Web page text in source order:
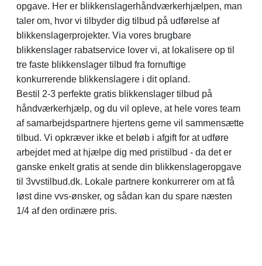
opgave. Her er blikkenslagerhåndværkerhjælpen, man
taler om, hvor vi tilbyder dig tilbud på udførelse af
blikkenslagerprojekter. Via vores brugbare
blikkenslager rabatservice lover vi, at lokalisere op til
tre faste blikkenslager tilbud fra fornuftige
konkurrerende blikkenslagere i dit opland.
Bestil 2-3 perfekte gratis blikkenslager tilbud på
håndværkerhjælp, og du vil opleve, at hele vores team
af samarbejdspartnere hjertens gerne vil sammensætte
tilbud. Vi opkræver ikke et beløb i afgift for at udføre
arbejdet med at hjælpe dig med pristilbud - da det er
ganske enkelt gratis at sende din blikkenslageropgave
til 3vvstilbud.dk. Lokale partnere konkurrerer om at få
løst dine vvs-ønsker, og sådan kan du spare næsten
1/4 af den ordinære pris.